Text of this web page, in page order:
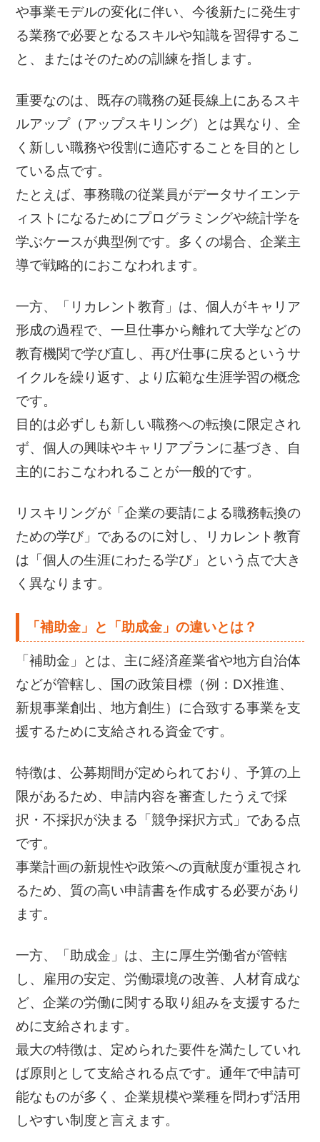
や事業モデルの変化に伴い、今後新たに発生す
る業務で必要となるスキルや知識を習得するこ
と、またはそのための訓練を指します。
重要なのは、既存の職務の延長線上にあるスキ
ルアップ（アップスキリング）とは異なり、全
く新しい職務や役割に適応することを目的とし
ている点です。
たとえば、事務職の従業員がデータサイエンテ
ィストになるためにプログラミングや統計学を
学ぶケースが典型例です。多くの場合、企業主
導で戦略的におこなわれます。
一方、「リカレント教育」は、個人がキャリア
形成の過程で、一旦仕事から離れて大学などの
教育機関で学び直し、再び仕事に戻るというサ
イクルを繰り返す、より広範な生涯学習の概念
です。
目的は必ずしも新しい職務への転換に限定され
ず、個人の興味やキャリアプランに基づき、自
主的におこなわれることが一般的です。
リスキリングが「企業の要請による職務転換の
ための学び」であるのに対し、リカレント教育
は「個人の生涯にわたる学び」という点で大き
く異なります。
「補助金」と「助成金」の違いとは？
「補助金」とは、主に経済産業省や地方自治体
などが管轄し、国の政策目標（例：DX推進、
新規事業創出、地方創生）に合致する事業を支
援するために支給される資金です。
特徴は、公募期間が定められており、予算の上
限があるため、申請内容を審査したうえで採
択・不採択が決まる「競争採択方式」である点
です。
事業計画の新規性や政策への貢献度が重視され
るため、質の高い申請書を作成する必要があり
ます。
一方、「助成金」は、主に厚生労働省が管轄
し、雇用の安定、労働環境の改善、人材育成な
ど、企業の労働に関する取り組みを支援するた
めに支給されます。
最大の特徴は、定められた要件を満たしていれ
ば原則として支給される点です。通年で申請可
能なものが多く、企業規模や業種を問わず活用
しやすい制度と言えます。